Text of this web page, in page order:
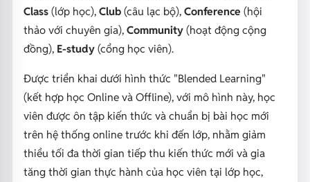
Class(lớp học), Club(câu lạc bộ), Conference (hội
thảo với chuyên gia), Community(hoạt động cộng
đồng), E-study(cổng học viên).
Được triển khai dưới hình thức "Blended Learning"
(kết hợp học Online và Offline), với mô hình này, học
viên được ôn tập kiến thức và chuẩn bị bài học mới
trên hệ thống online trước khi đến lớp, nhằm giảm
thiểu tối đa thời gian tiếp thu kiến thức mới và gia
tăng thời gian thực hành của học viên tại lớp học,